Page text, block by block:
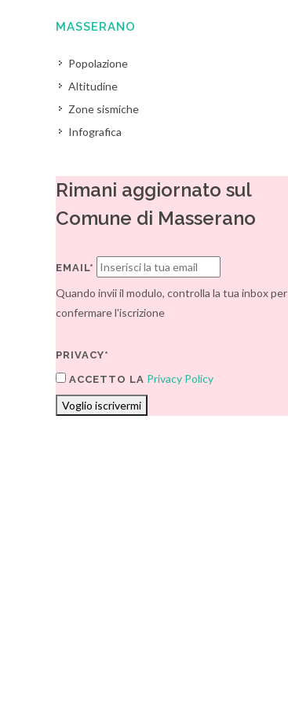
MASSERANO
Popolazione
Altitudine
Zone sismiche
Infografica
Rimani aggiornato sul
Comune di Masserano
EMAIL*
Quando invii il modulo, controlla la tua inbox per
confermare l'iscrizione
PRIVACY*
ACCETTO LA Privacy Policy
Voglio iscrivermi